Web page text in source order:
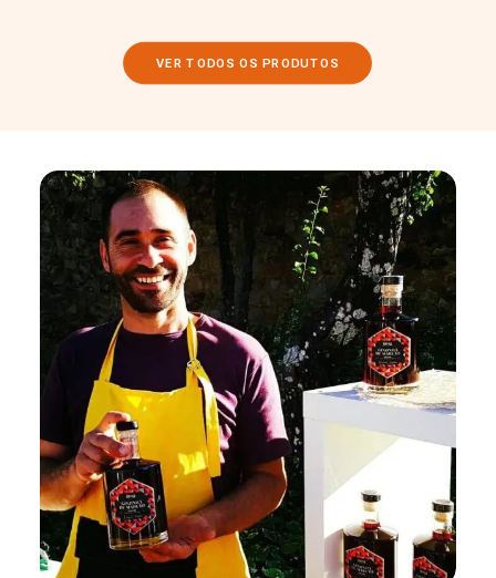
VER TODOS OS PRODUTOS